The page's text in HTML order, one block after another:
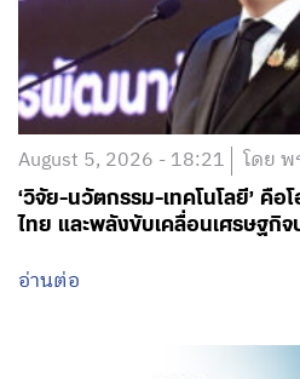
August 5, 2026 - 18:21 โดย พ
‘วิจัย-นวัตกรรม-เทคโนโลยี’ คื
ไทย และพลังขับเคลื่อนเศรษฐกิจ
อ่านต่อ